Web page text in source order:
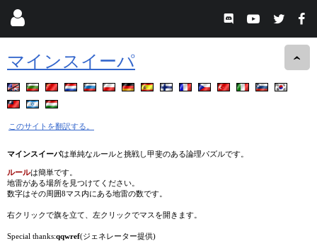
マインスイーパ
このサイトを翻訳する。
マインスイーパは単純なルールと挑戦し甲斐のある論理パズルです。
ルールは簡単です。
地雷がある場所を見つけてください。
数字はその周囲8マス内にある地雷の数です。
右クリックで旗を立て、左クリックでマスを開きます。
Special thanks:qqwref(ジェネレーター提供)